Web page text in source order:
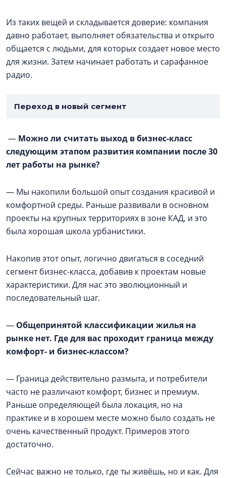
Из таких вещей и складывается доверие: компания
давно работает, выполняет обязательства и открыто
общается с людьми, для которых создает новое место
для жизни. Затем начинает работать и сарафанное
радио.
Переход в новый сегмент
— Можно ли считать выход в бизнес-класс
следующим этапом развития компании после 30
лет работы на рынке?
— Мы накопили большой опыт создания красивой и
комфортной среды. Раньше развивали в основном
проекты на крупных территориях в зоне КАД, и это
была хорошая школа урбанистики.
Накопив этот опыт, логично двигаться в соседний
сегмент бизнес-класса, добавив к проектам новые
характеристики. Для нас это эволюционный и
последовательный шаг.
— Общепринятой классификации жилья на
рынке нет. Где для вас проходит граница между
комфорт- и бизнес-классом?
— Граница действительно размыта, и потребители
часто не различают комфорт, бизнес и премиум.
Раньше определяющей была локация, но на
практике и в хорошем месте можно было создать не
очень качественный продукт. Примеров этого
достаточно.
Сейчас важно не только, где ты живёшь, но и как. Для